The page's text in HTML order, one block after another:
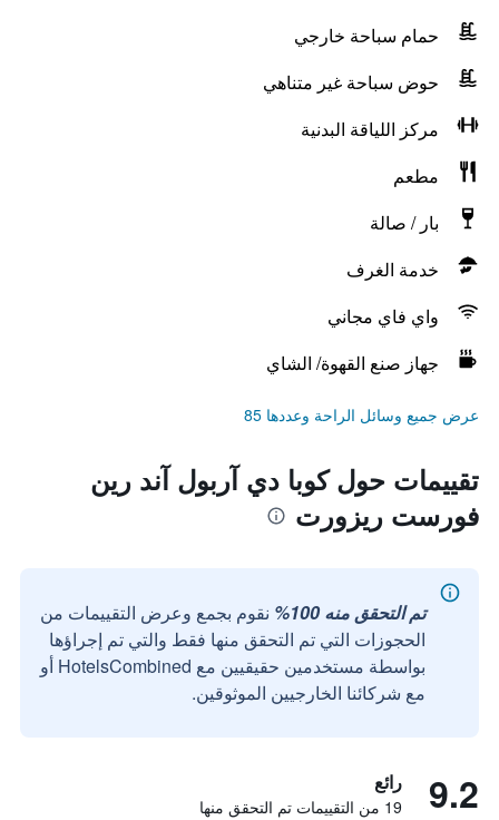
حمام سباحة خارجي
حوض سباحة غير متناهي
مركز اللياقة البدنية
مطعم
بار / صالة
خدمة الغرف
واي فاي مجاني
جهاز صنع القهوة/ الشاي
عرض جميع وسائل الراحة وعددها 85
تقييمات حول كوبا دي آربول آند رين
فورست ريزورت
تم التحقق منه 100%
نقوم بجمع وعرض التقييمات من
الحجوزات التي تم التحقق منها فقط والتي تم إجراؤها
بواسطة مستخدمين حقيقيين مع HotelsCombined أو
مع شركائنا الخارجيين الموثوقين.
9.2 رائع
19 من التقييمات تم التحقق منها